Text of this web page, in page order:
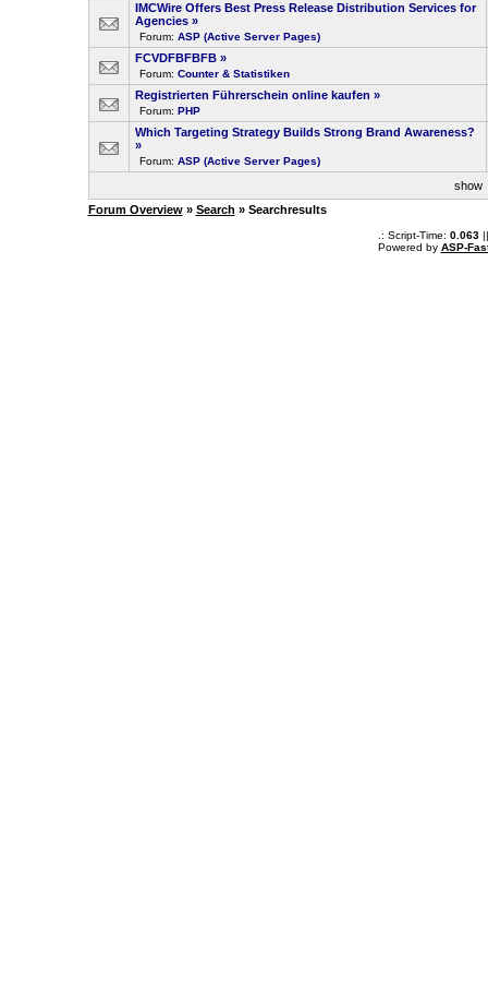
IMCWire Offers Best Press Release Distribution Services for
Agencies »
Forum: ASP (Active Server Pages)
FCVDFBFBFB »
Forum: Counter & Statistiken
Registrierten Führerschein online kaufen »
Forum: PHP
Which Targeting Strategy Builds Strong Brand Awareness?
»
Forum: ASP (Active Server Pages)
show
Forum Overview» Search » Searchresults
.: Script-Time: 0.063||
Powered by ASP-